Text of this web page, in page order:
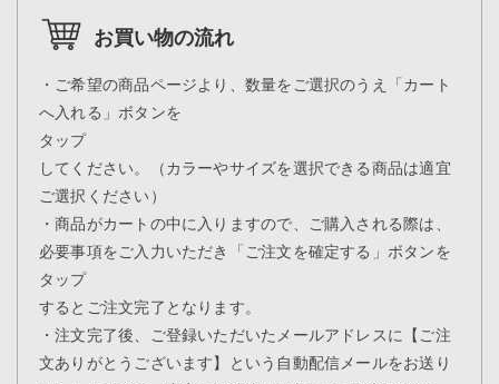
お買い物の流れ
・ご希望の商品ページより、数量をご選択のうえ「カート
へ入れる」ボタンを
タップ
してください。（カラーやサイズを選択できる商品は適宜
ご選択ください）
・商品がカートの中に入りますので、ご購入される際は、
必要事項をご入力いただき「ご注文を確定する」ボタンを
タップ
するとご注文完了となります。
・注文完了後、ご登録いただいたメールアドレスに【ご注
文ありがとうございます】という自動配信メールをお送り